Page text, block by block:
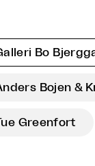
Bo
Bojen &
Greenfort